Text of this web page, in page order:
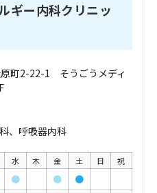
ギー内科クリニッ
町2-22-1 そうごうメディ
、呼吸器内科
水 木 金 土 日 祝
● ●
●